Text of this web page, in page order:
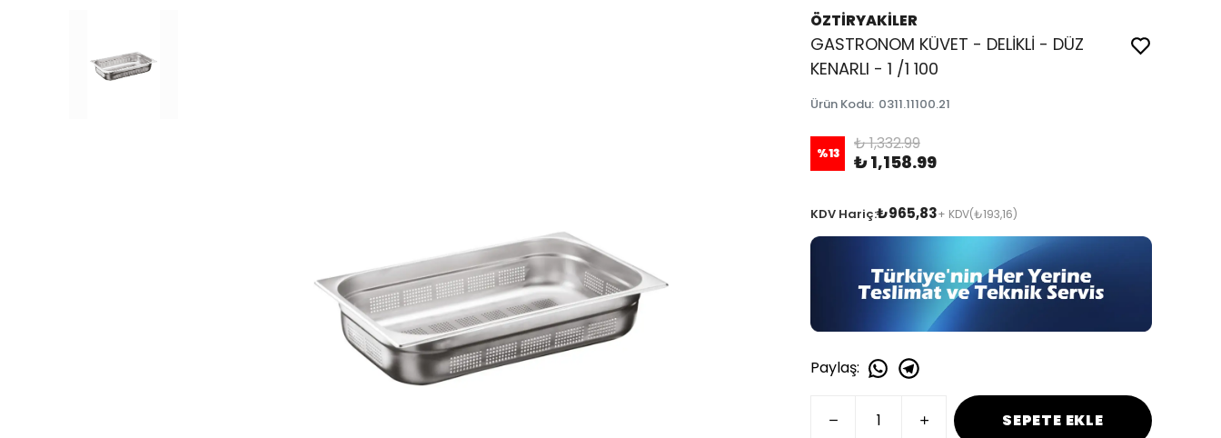
ÖZTİRYAKİLER
GASTRONOM KÜVET - DELİKLİ - DÜZ
KENARLI - 1 /1 100
Ürün Kodu: 0311.11100.21
%13 ₺ 1,332.99
₺ 1,158.99
KDV Hariç:₺965,83+ KDV(₺193,16)
Paylaş:
SEPETE EKLE